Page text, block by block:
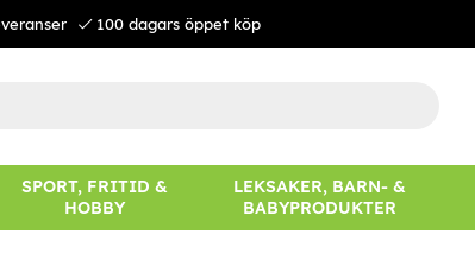
100 dagars öppet köp
SPORT, FRITID &
HOBBY
LEKSAKER, BARN- &
BABYPRODUKTER